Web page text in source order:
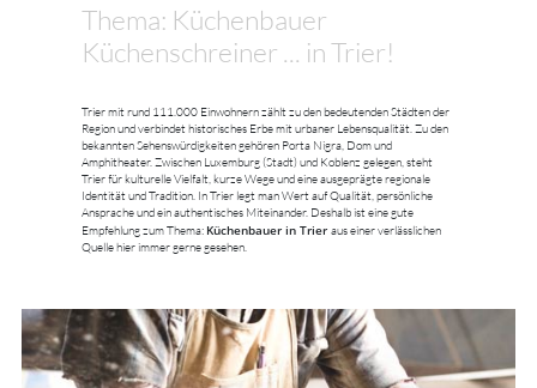
Thema: Küchenbauer
Küchenschreiner ... in Trier!
Trier mit rund 111.000 Einwohnern zählt zu den bedeutenden Städten der
Region und verbindet historisches Erbe mit urbaner Lebensqualität. Zu den
bekannten Sehenswürdigkeiten gehören Porta Nigra, Dom und
Amphitheater. Zwischen Luxemburg (Stadt) und Koblenz gelegen, steht
Trier für kulturelle Vielfalt, kurze Wege und eine ausgeprägte regionale
Identität und Tradition. In Trier legt man Wert auf Qualität, persönliche
Ansprache und ein authentisches Miteinander. Deshalb ist eine gute
Empfehlung zum Thema: Küchenbauer in Trier aus einer verlässlichen
Quelle hier immer gerne gesehen.